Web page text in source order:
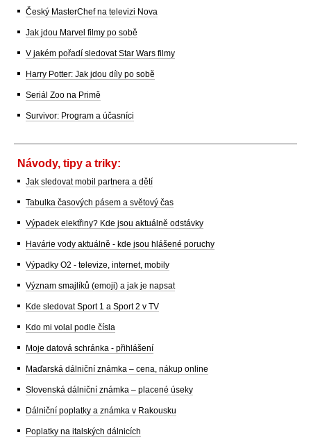
Český MasterChef na televizi Nova
Jak jdou Marvel filmy po sobě
V jakém pořadí sledovat Star Wars filmy
Harry Potter: Jak jdou díly po sobě
Seriál Zoo na Primě
Survivor: Program a účasníci
Návody, tipy a triky:
Jak sledovat mobil partnera a dětí
Tabulka časových pásem a světový čas
Výpadek elektřiny? Kde jsou aktuálně odstávky
Havárie vody aktuálně - kde jsou hlášené poruchy
Výpadky O2 - televize, internet, mobily
Význam smajlíků (emoji) a jak je napsat
Kde sledovat Sport 1 a Sport 2 v TV
Kdo mi volal podle čísla
Moje datová schránka - přihlášení
Maďarská dálniční známka – cena, nákup online
Slovenská dálniční známka – placené úseky
Dálniční poplatky a známka v Rakousku
Poplatky na italských dálnicích